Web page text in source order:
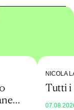
NICOLA
Tutti i